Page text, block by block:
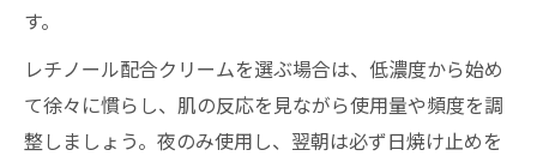
す。
レチノール配合クリームを選ぶ場合は、低濃度から始め
て徐々に慣らし、肌の反応を見ながら使用量や頻度を調
整しましょう。夜のみ使用し、翌朝は必ず日焼け止めを